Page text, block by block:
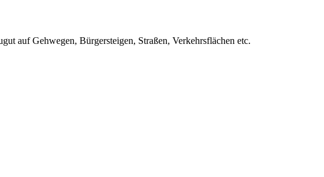
auf Gehwegen, Bürgersteigen, Straßen, Verkehrsflächen etc.